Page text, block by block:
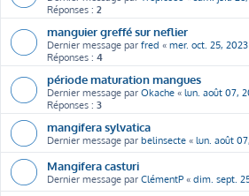
Réponses : 2
manguier greffé sur neflier
Dernier message par fred « mer. oct. 25, 2023
Réponses : 4
période maturation mangues
Dernier message par Okache « lun. août 07,
Réponses : 3
mangifera sylvatica
Dernier message par belinsecte « lun. août
Mangifera casturi
Dernier message par ClémentP « dim. sept.